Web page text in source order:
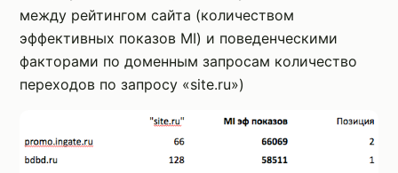
между рейтингом сайта (количеством
эффективных показов MI) и поведенческими
факторами по доменным запросам количество
переходов по запросу «site.ru»)